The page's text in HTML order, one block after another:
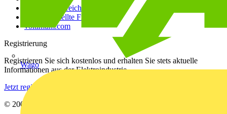
Wago
Downloadbereich (PDFs)
Häufig gestellte Fragen
voltimum.com
Registrierung
Registrieren Sie sich kostenlos und erhalten Sie stets aktuelle
Informationen aus der Elektroindustrie.
Jetzt registrieren
© 2002-